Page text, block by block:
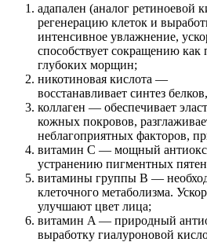
адапален (аналог ретиноевой
регенерацию клеток и
интенсивное увлажнение,
способствует сокращению как
глубоких морщин;
никотиновая кислота —
восстанавливает синтез
коллаген — обеспечивает
кожных покровов,
неблагоприятных факторов,
витамин С — мощный
устранению пигментных
витамины группы B —
клеточного метаболизма.
улучшают цвет лица;
витамин A — природный
выработку гиалуроновой